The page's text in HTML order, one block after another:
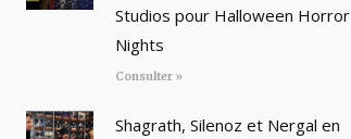
Studios pour Halloween Horror
Nights
Consulter »
Shagrath, Silenoz et Nergal en